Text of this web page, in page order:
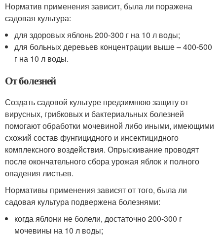
Норматив применения зависит, была ли поражена
садовая культура:
для здоровых яблонь 200-300 г на 10 л воды;
для больных деревьев концентрации выше – 400-500
г на 10 л воды.
От болезней
Создать садовой культуре предзимнюю защиту от
вирусных, грибковых и бактериальных болезней
помогают обработки мочевиной либо иными, имеющими
схожий состав фунгицидного и инсектицидного
комплексного воздействия. Опрыскивание проводят
после окончательного сбора урожая яблок и полного
опадения листьев.
Нормативы применения зависят от того, была ли
садовая культура подвержена болезнями:
когда яблони не болели, достаточно 200-300 г
мочевины на 10 л воды;